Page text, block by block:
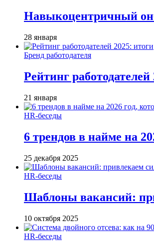
Навыкоцентричный
28 января
Бренд работодателя
Рейтинг
21 января
HR-беседы
6 трендов в найме на
25 декабря 2025
HR-беседы
Шаблоны вакансий:
10 октября 2025
HR-беседы